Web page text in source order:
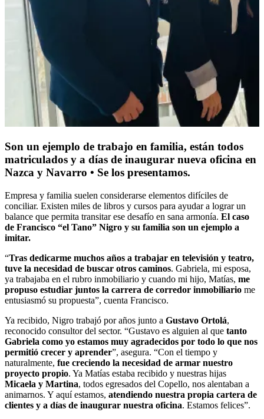
Son un ejemplo de trabajo en familia, están todos
matriculados y a días de inaugurar nueva oficina en
Nazca y Navarro • Se los presentamos.
Empresa y familia suelen considerarse elementos difíciles de
conciliar. Existen miles de libros y cursos para ayudar a lograr un
balance que permita transitar ese desafío en sana armonía. El caso
de Francisco “el Tano” Nigro y su familia son un ejemplo a
imitar.
“Tras dedicarme muchos años a trabajar en televisión y teatro,
tuve la necesidad de buscar otros caminos. Gabriela, mi esposa,
ya trabajaba en el rubro inmobiliario y cuando mi hijo, Matías, me
propuso estudiar juntos la carrera de corredor inmobiliario me
entusiasmó su propuesta”, cuenta Francisco.
Ya recibido, Nigro trabajó por años junto a Gustavo Ortolá,
reconocido consultor del sector. “Gustavo es alguien al que tanto
Gabriela como yo estamos muy agradecidos por todo lo que nos
permitió crecer y aprender”, asegura. “Con el tiempo y
naturalmente, fue creciendo la necesidad de armar nuestro
proyecto propio. Ya Matías estaba recibido y nuestras hijas
Micaela y Martina, todos egresados del Copello, nos alentaban a
animarnos. Y aquí estamos, atendiendo nuestra propia cartera de
clientes y a días de inaugurar nuestra oficina. Estamos felices”.